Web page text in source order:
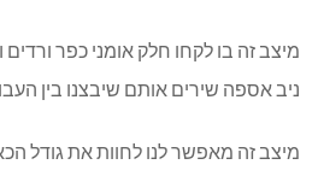
מיצב זה בו לקחו חלק אומני כפר
ניב אספה שירים אותם שיבצנו בין
מיצב זה מאפשר לנו לחוות את גודל